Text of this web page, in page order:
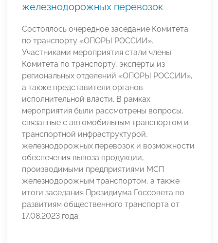
железнодорожных перевозок
Состоялось очередное заседание Комитета
по транспорту «ОПОРЫ РОССИИ».
Участниками мероприятия стали члены
Комитета по транспорту, эксперты из
региональных отделений «ОПОРЫ РОССИИ»,
а также представители органов
исполнительной власти. В рамках
мероприятия были рассмотрены вопросы,
связанные с автомобильным транспортом и
транспортной инфраструктурой,
железнодорожных перевозок и возможности
обеспечения вывоза продукции,
производимыми предприятиями МСП
железнодорожным транспортом, а также
итоги заседания Президиума Госсовета по
развитиям общественного транспорта от
17.08.2023 года.